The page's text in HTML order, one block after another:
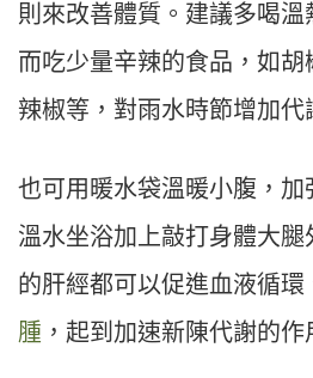
則來改善體質。建議多喝
而吃少量辛辣的食品，如胡
辣椒等，對雨水時節增加代
也可用暖水袋溫暖小腹，加
溫水坐浴加上敲打身體大腿
的肝經都可以促進血液循環
腫 ，起到加速新陳代謝的作